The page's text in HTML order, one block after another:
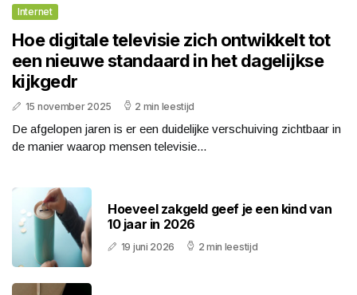
Internet
Hoe digitale televisie zich ontwikkelt tot
een nieuwe standaard in het dagelijkse
kijkgedr
15 november 2025 2 min leestijd
De afgelopen jaren is er een duidelijke verschuiving zichtbaar in
de manier waarop mensen televisie...
Hoeveel zakgeld geef je een kind van
10 jaar in 2026
19 juni 2026 2 min leestijd